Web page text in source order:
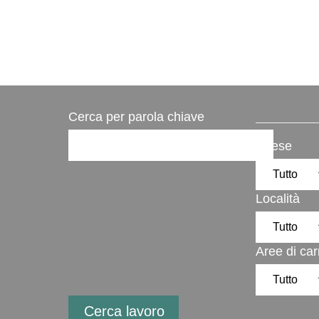
Cerca per parola chiave
Paese
Località
Aree di